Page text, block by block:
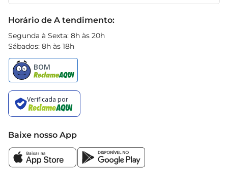
Horário de A tendimento:
Segunda à Sexta: 8h às 20h
Sábados: 8h às 18h
Baixe nosso App